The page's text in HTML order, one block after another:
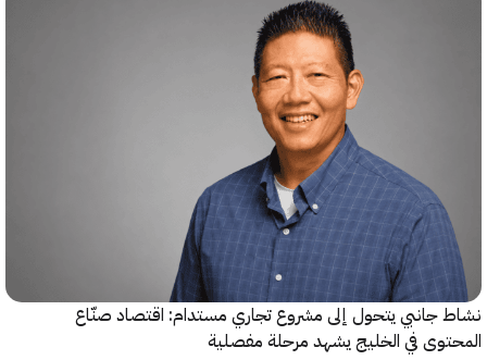
جانبي يتحول إلى مشروع تجاري مستدام: اقتصاد صنّاع
في الخليج يشهد مرحلة مفصلية